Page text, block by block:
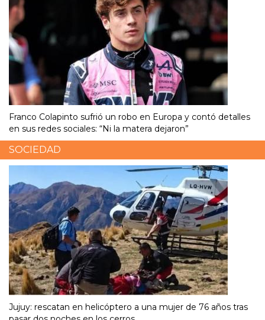
Franco Colapinto sufrió un robo en Europa y contó detalles
en sus redes sociales: “Ni la matera dejaron”
SOCIEDAD
Jujuy: rescatan en helicóptero a una mujer de 76 años tras